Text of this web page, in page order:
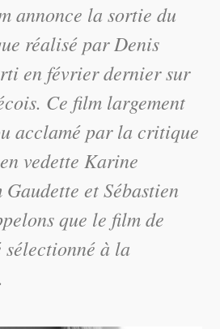
annonce la sortie du
réalisé par Denis
en février dernier sur
Ce film largement
acclamé par la critique
vedette Karine
Gaudette et Sébastien
que le film de
à la